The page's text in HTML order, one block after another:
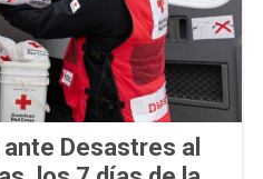
Desastres al